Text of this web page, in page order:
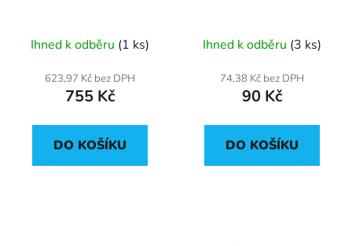
Ihned k odběru (1 ks)
623,97 Kč bez DPH
755 Kč
DO KOŠÍKU
Ihned k odběru (3 ks)
74,38 Kč bez DPH
90 Kč
DO KOŠÍKU